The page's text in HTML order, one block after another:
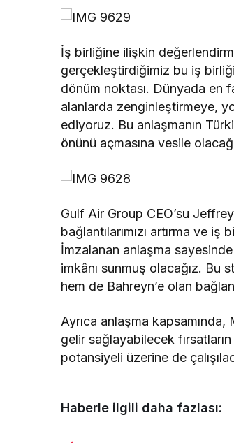
İş birliğine ilişkin
gerçekleştirdiğimiz bu iş
dönüm noktası. Dünyada en
alanlarda zenginleştirmeye,
ediyoruz. Bu anlaşmanın
önünü açmasına vesile
Gulf Air Group CEO’su Jeffrey
bağlantılarımızı artırma ve
İmzalanan anlaşma
imkânı sunmuş olacağız. Bu
hem de Bahreyn’e olan
Ayrıca anlaşma
gelir sağlayabilecek
potansiyeli üzerine de
Haberle ilgili daha fazlası: